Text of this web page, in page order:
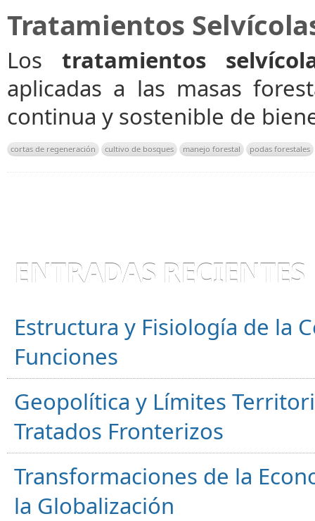
Tratamientos
Los tratamientos
aplicadas a las masas
continua y sostenible de
cortas de regeneración cultivo de bosques manejo forestal podas forestales
ENTRADAS RECIENTES
Estructura y Fisiología de la
Funciones
Geopolítica y Límites
Tratados Fronterizos
Transformaciones de la
la Globalización